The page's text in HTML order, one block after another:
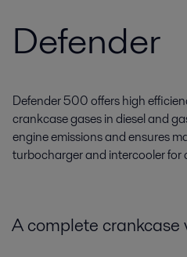
Defender
Defender 500 offers high
crankcase gases in diesel and
engine emissions and ensures
turbocharger and intercooler for
A complete crankcase